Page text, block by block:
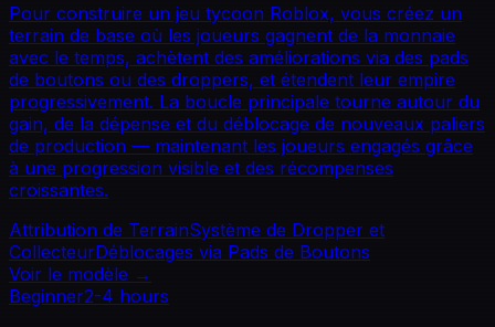
Pour construire un jeu tycoon Roblox, vous créez un
terrain de base où les joueurs gagnent de la monnaie
avec le temps, achètent des améliorations via des pads
de boutons ou des droppers, et étendent leur empire
progressivement. La boucle principale tourne autour du
gain, de la dépense et du déblocage de nouveaux paliers
de production — maintenant les joueurs engagés grâce
à une progression visible et des récompenses
croissantes.
Attribution de TerrainSystème de Dropper et
CollecteurDéblocages via Pads de Boutons
Voir le modèle →
Beginner2-4 hours